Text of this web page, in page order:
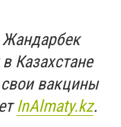
Жандарбек
Казахстане
вакцины
InAlmaty.kz.